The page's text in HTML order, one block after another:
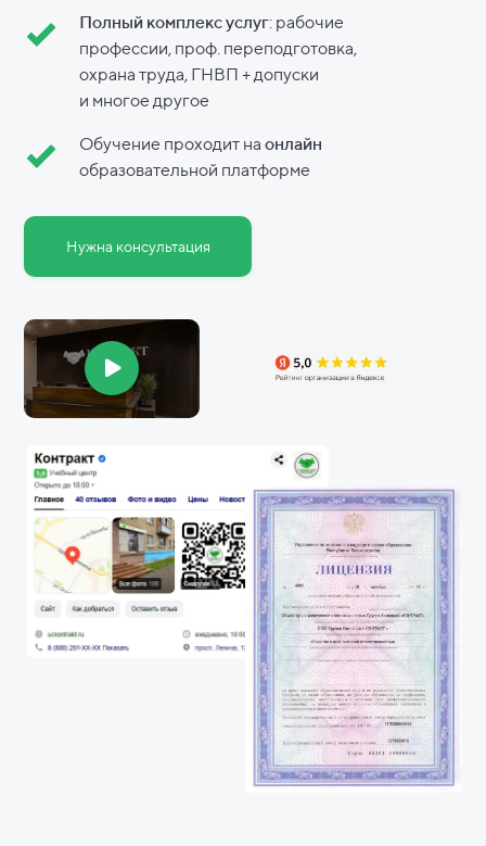
Нужна консультация
Обучение проходит наонлайн
образовательной платформе
Полный комплекс услуг: рабочие
профессии, проф. переподготовка,
охрана труда, ГНВП + допуски
и многое другое